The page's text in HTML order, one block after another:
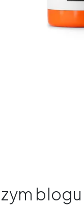
blogu